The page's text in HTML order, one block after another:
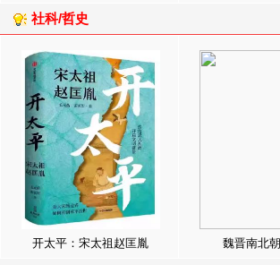
社科/哲史
开太平：宋太祖赵匡胤 魏晋南北